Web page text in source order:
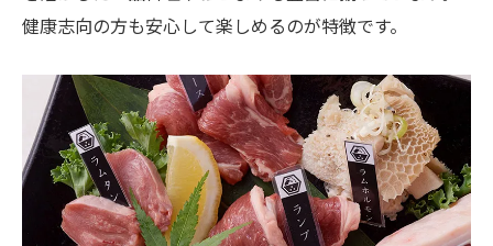
健康志向の方も安心して楽しめるのが特徴です。